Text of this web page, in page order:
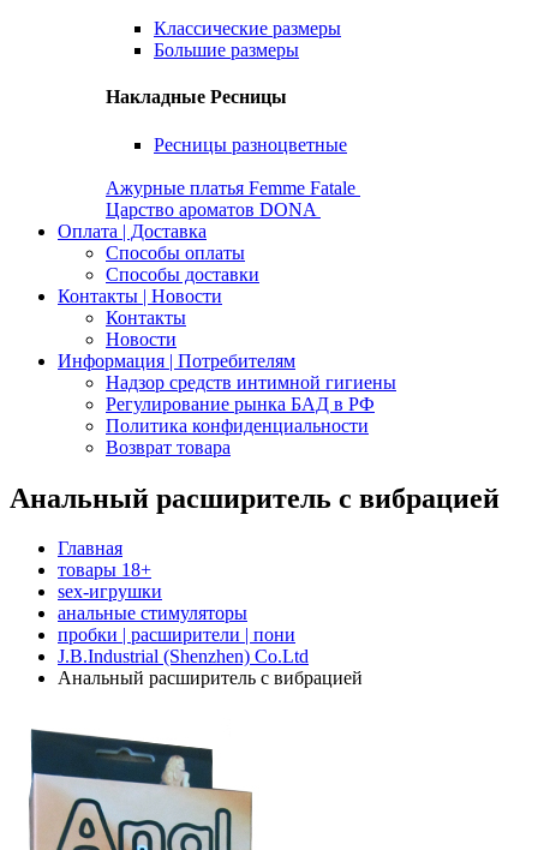
Классические размеры
Большие размеры
Накладные Ресницы
Ресницы разноцветные
Ажурные платья Femme Fatale
Царство ароматов DONA
Оплата | Доставка
Способы оплаты
Способы доставки
Контакты | Новости
Контакты
Новости
Информация | Потребителям
Надзор средств интимной гигиены
Регулирование рынка БАД в РФ
Политика конфиденциальности
Возврат товара
Анальный расширитель с вибрацией
Главная
товары 18+
sex-игрушки
анальные стимуляторы
пробки | расширители | пони
J.B.Industrial (Shenzhen) Co.Ltd
Анальный расширитель с вибрацией